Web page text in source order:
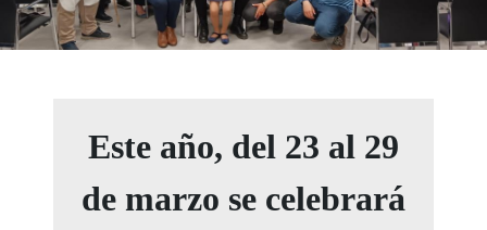
Este año, del 23 al 29
de marzo se celebrará